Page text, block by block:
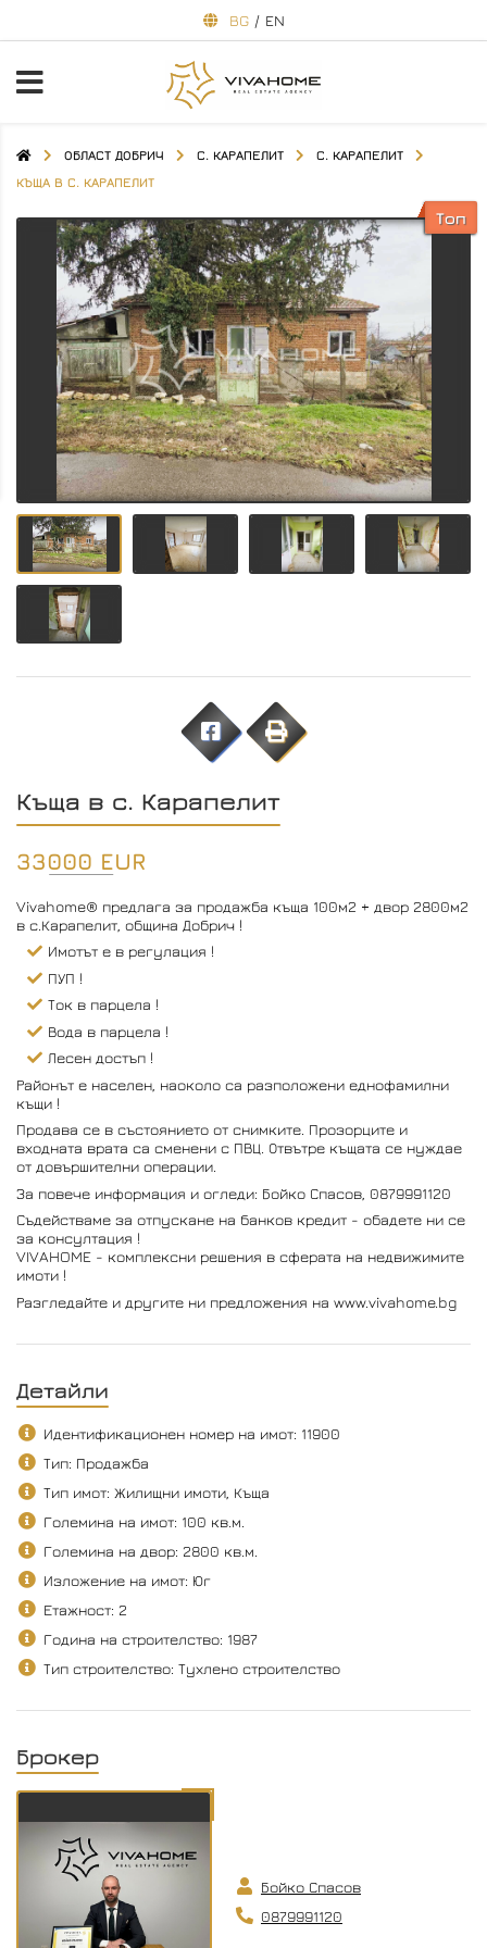
BG / EN
ОБЛАСТ ДОБРИЧ С. КАРАПЕЛИТ
С. КАРАПЕЛИТ
КЪЩА В С. КАРАПЕЛИТ
Топ
Къща в с. Карапелит
33000 EUR
Vivahome® предлага за продажба къща 100м2 + двор 2800м2
в с.Карапелит, община Добрич !
Имотът е в регулация !
ПУП !
Ток в парцела !
Вода в парцела !
Лесен достъп !
Районът е населен, наоколо са разположени еднофамилни
къщи !
Продава се в състоянието от снимките. Прозорците и
входната врата са сменени с ПВЦ. Отвътре къщата се нуждае
от довършителни операции.
За повече информация и огледи: Бойко Спасов, 0879991120
Съдействаме за отпускане на банков кредит - обадете ни се
за консултация !
VIVAHOME - комплексни решения в сферата на недвижимите
имоти !
Разгледайте и другите ни предложения на www.vivahome.bg
Детайли
Идентификационен номер на имот: 11900
Тип: Продажба
Тип имот: Жилищни имоти, Къща
Големина на имот: 100 кв.м.
Големина на двор: 2800 кв.м.
Изложение на имот: Юг
Етажност: 2
Година на строителство: 1987
Тип строителство: Тухлено строителство
Брокер
Бойко Спасов
0879991120